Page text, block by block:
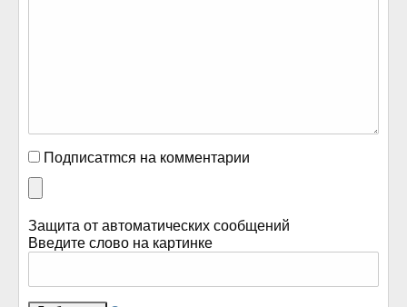
Подписатmся на комментарии
Защита от автоматических сообщений
Введите слово на картинке